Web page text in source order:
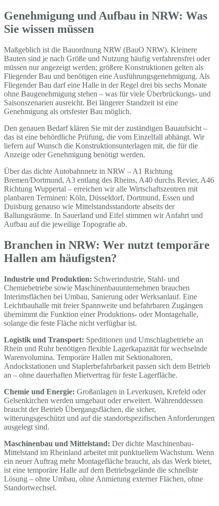
Genehmigung und Aufbau in NRW: Was
Sie wissen müssen
Maßgeblich ist die Bauordnung NRW (BauO NRW). Kleinere
Bauten sind je nach Größe und Nutzung häufig verfahrensfrei oder
müssen nur angezeigt werden; größere Konstruktionen gelten als
Fliegender Bau und benötigen eine Ausführungsgenehmigung. Als
Fliegender Bau darf eine Halle in der Regel drei bis sechs Monate
ohne Baugenehmigung stehen – was für viele Überbrückungs- und
Saisonszenarien ausreicht. Bei längerer Standzeit ist eine
Genehmigung als ortsfester Bau möglich.
Den genauen Bedarf klären Sie mit der zuständigen Bauaufsicht –
das ist eine behördliche Prüfung, die vom Einzelfall abhängt. Wir
liefern auf Wunsch die Konstruktionsunterlagen mit, die für die
Anzeige oder Genehmigung benötigt werden.
Über das dichte Autobahnnetz in NRW – A1 Richtung
Bremen/Dortmund, A3 entlang des Rheins, A40 durchs Revier, A46
Richtung Wuppertal – erreichen wir alle Wirtschaftszentren mit
planbaren Terminen: Köln, Düsseldorf, Dortmund, Essen und
Duisburg genauso wie Mittelstandsstandorte abseits der
Ballungsräume. In Sauerland und Eifel stimmen wir Anfahrt und
Aufbau auf die jeweilige Topografie ab.
Branchen in NRW: Wer nutzt temporäre
Hallen am häufigsten?
Industrie und Produktion: Schwerindustrie, Stahl- und
Chemiebetriebe sowie Maschinenbauunternehmen brauchen
Interimsflächen bei Umbau, Sanierung oder Werksanlauf. Eine
Leichtbauhalle mit freier Spannweite und befahrbaren Zugängen
übernimmt die Funktion einer Produktions- oder Montagehalle,
solange die feste Fläche nicht verfügbar ist.
Logistik und Transport: Speditionen und Umschlagbetriebe an
Rhein und Ruhr benötigen flexible Lagerkapazität für wechselnde
Warenvolumina. Temporäre Hallen mit Sektionaltoren,
Andockstationen und Staplerbefahrbarkeit passen sich dem Betrieb
an – ohne dauerhaften Mietvertrag für feste Lagerfläche.
Chemie und Energie: Großanlagen in Leverkusen, Krefeld oder
Gelsenkirchen werden umgebaut oder erweitert. Währenddessen
braucht der Betrieb Übergangsflächen, die sicher,
witterungsgeschützt und auf die standortspezifischen Anforderungen
ausgelegt sind.
Maschinenbau und Mittelstand: Der dichte Maschinenbau-
Mittelstand im Rheinland arbeitet mit punktuellem Wachstum. Wenn
ein neuer Auftrag mehr Montagefläche braucht, als das Werk bietet,
ist eine temporäre Halle auf dem Betriebsgelände die schnellste
Lösung – ohne Umbau, ohne Anmietung externer Flächen, ohne
Standortwechsel.